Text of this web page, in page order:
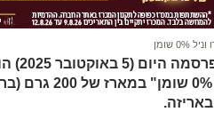
שומן
חברת